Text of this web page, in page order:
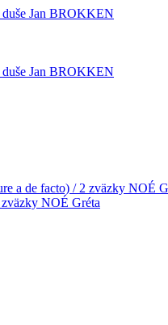
Jan BROKKEN
Jan BROKKEN
a de facto) / 2 zväzky NOÉ
NOÉ Gréta